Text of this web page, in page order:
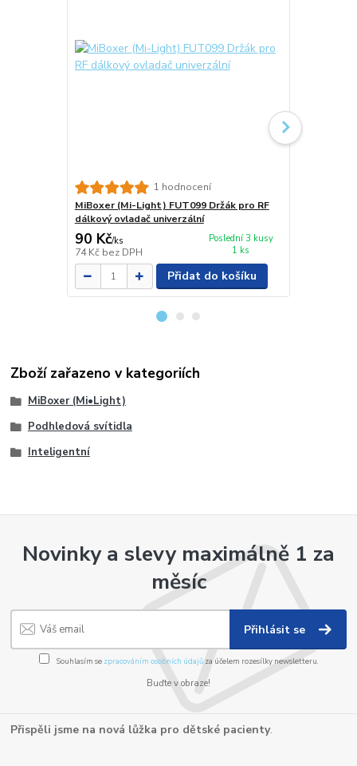
1 hodnocení
MiBoxer (Mi-Light) FUT099 Držák pro RF
dálkový ovladač univerzální
90 Kč/ks
74 Kč bez DPH
Poslední 3 kusy
1 ks
Přidat do košíku
Zboží zařazeno v kategoriích
MiBoxer (Mi•Light)
Podhledová svítidla
Inteligentní
Novinky a slevy maximálně 1 za
měsíc
Přihlásit se
Souhlasím se zpracováním osobních údajůza účelem rozesílky newsletteru.
Buďte v obraze!
Přispěli jsme na nová lůžka pro dětské pacienty.